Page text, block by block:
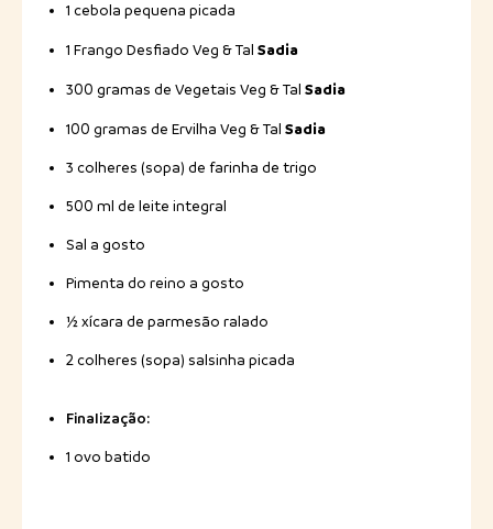
1 cebola pequena picada
1 Frango Desfiado Veg & Tal Sadia
300 gramas de Vegetais Veg & Tal Sadia
100 gramas de Ervilha Veg & Tal Sadia
3 colheres (sopa) de farinha de trigo
500 ml de leite integral
Sal a gosto
Pimenta do reino a gosto
½ xícara de parmesão ralado
2 colheres (sopa) salsinha picada
Finalização:
1 ovo batido